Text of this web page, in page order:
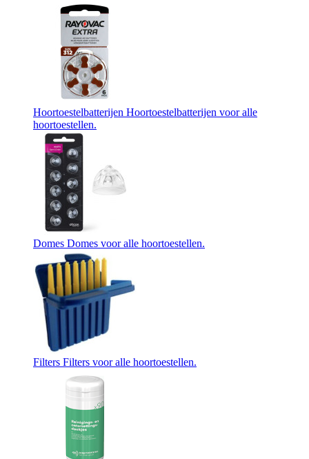
Hoortoestelbatterijen Hoortoestelbatterijen voor alle
hoortoestellen.
Domes Domes voor alle hoortoestellen.
Filters Filters voor alle hoortoestellen.